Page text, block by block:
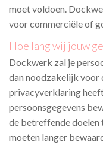
moet voldoen.
voor commerciële of
Hoe lang wij jouw
Dockwerk zal je
dan noodzakelijk voor
privacyverklaring
persoonsgegevens
de betreffende doelen
moeten langer